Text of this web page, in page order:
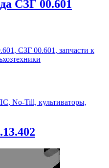
СЗГ 00.601
СЗГ 00.601, запчасти к
No-Till, культиваторы,